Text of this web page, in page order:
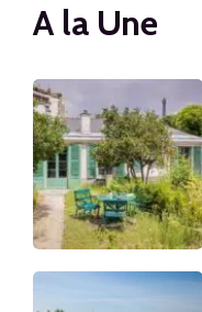
A la Une